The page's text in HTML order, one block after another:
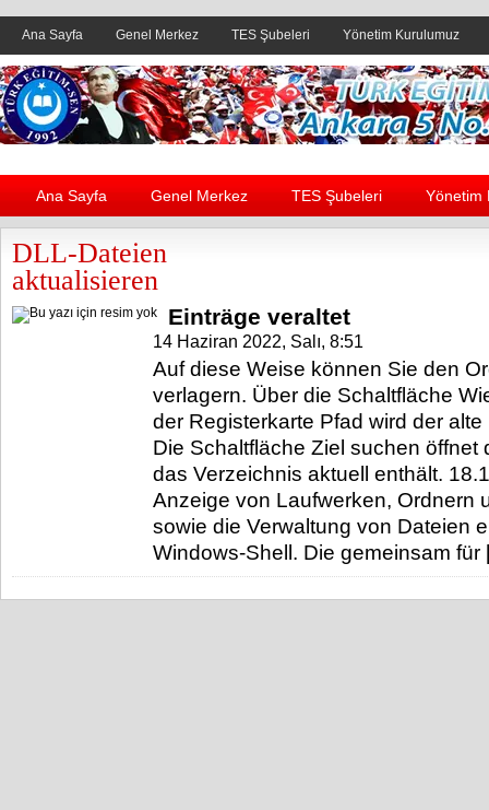
Ana Sayfa Genel Merkez TES Şubeleri Yönetim Kurulumuz
Header yanı reklam alanı
Ana Sayfa Genel Merkez TES Şubeleri Yönetim
DLL-Dateien
aktualisieren
Einträge veraltet
14 Haziran 2022, Salı, 8:51
Auf diese Weise können Sie den
verlagern. Über die Schaltfläche
der Registerkarte Pfad wird der
Die Schaltfläche Ziel suchen öffnet
das Verzeichnis aktuell enthält.
Anzeige von Laufwerken, Ordnern
sowie die Verwaltung von Dateien
Windows-Shell. Die gemeinsam